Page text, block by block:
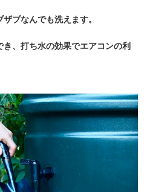
ブなんでも洗えます。
、打ち水の効果でエアコンの利